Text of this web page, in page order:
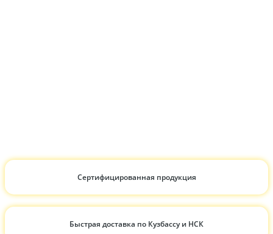
Сертифицированная продукция
Быстрая доставка по Кузбассу и НСК